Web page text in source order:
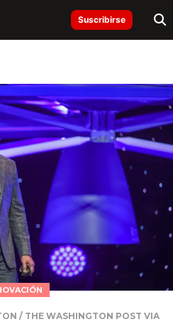
Suscribirse
/ THE WASHINGTON POST VIA